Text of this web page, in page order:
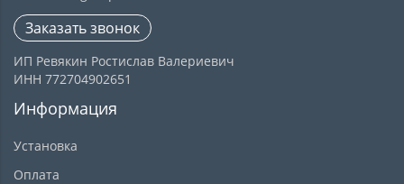
Заказать звонок
ИП Ревякин Ростислав Валериевич
ИНН 772704902651
Информация
Установка
Оплата